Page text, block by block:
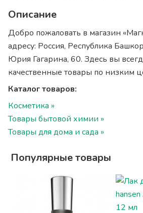
Описание
Добро пожаловать в магазин
адресу: Россия, Республика
Юрия Гагарина, 60. Здесь вы
качественные товары по низким
Каталог товаров:
Косметика »
Товары бытовой химии »
Товары для дома и сада »
Популярные товары